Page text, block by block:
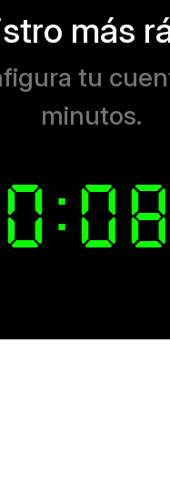
más
tu
minutos.
0:07